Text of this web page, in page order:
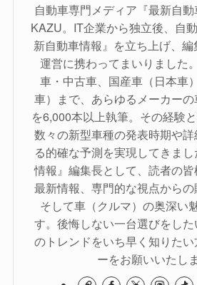
自動車専門メディア『最新自
KAZU。IT企業から独立後、自
新自動車情報』を立ち上げ、
運営に携わってまいりました
車・中古車、国産車（日本車
車）まで、あらゆるメーカー
を6,000本以上執筆。その経験と
数々の新型車種の発表時期や
る的確な予測を実現してきま
情報』編集長として、読者の
最新情報、専門的な視点からの
そして車（クルマ）の奥深い
す。後悔しない一台選びをし
のトレンドをいち早く知りた
ーをお願いいたしま